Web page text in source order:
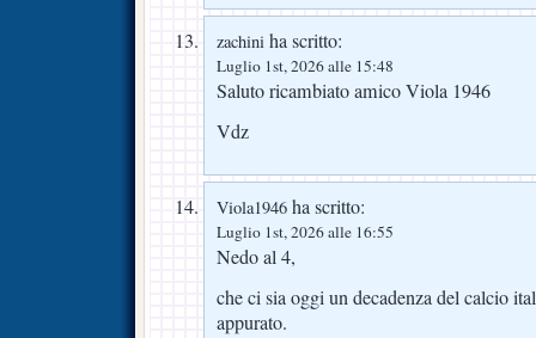
zachini ha scritto:
Luglio 1st, 2026 alle 15:48
Saluto ricambiato amico Viola 1946
Vdz
Viola1946 ha scritto:
Luglio 1st, 2026 alle 16:55
Nedo al 4,
che ci sia oggi un decadenza del calcio
appurato.